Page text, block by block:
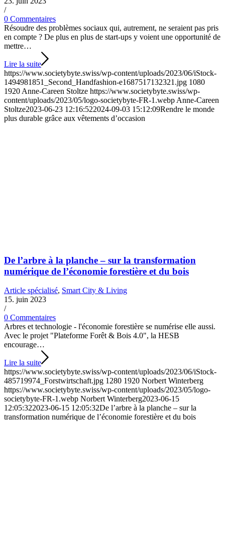
/
0 Commentaires
Résoudre des problèmes sociaux qui, autrement, ne seraient pas pris
en compte ? De plus en plus de start-ups y voient une opportunité de
mettre…
Lire la suite
https://www.societybyte.swiss/wp-content/uploads/2023/06/iStock-
1494981851_Second_Handfashion-e1687517132321.jpg 1080
1920 Anne-Careen Stoltze https://www.societybyte.swiss/wp-
content/uploads/2023/05/logo-societybyte-FR-1.webp Anne-Careen
Stoltze2023-06-23 12:16:522024-09-03 15:12:09Rendre le monde
plus durable grâce aux vêtements d’occasion
De l’arbre à la planche – sur la transformation
numérique de l’économie forestière et du bois
Article spécialisé, Smart City & Living
15. juin 2023
/
0 Commentaires
Arbres et technologie - l'économie forestière se numérise elle aussi.
Avec le projet "Plateforme Forêt & Bois 4.0", la HESB
encourage…
Lire la suite
https://www.societybyte.swiss/wp-content/uploads/2023/06/iStock-
485719974_Forstwirtschaft.jpg 1280 1920 Norbert Winterberg
https://www.societybyte.swiss/wp-content/uploads/2023/05/logo-
societybyte-FR-1.webp Norbert Winterberg2023-06-15
12:05:322023-06-15 12:05:32De l’arbre à la planche – sur la
transformation numérique de l’économie forestière et du bois